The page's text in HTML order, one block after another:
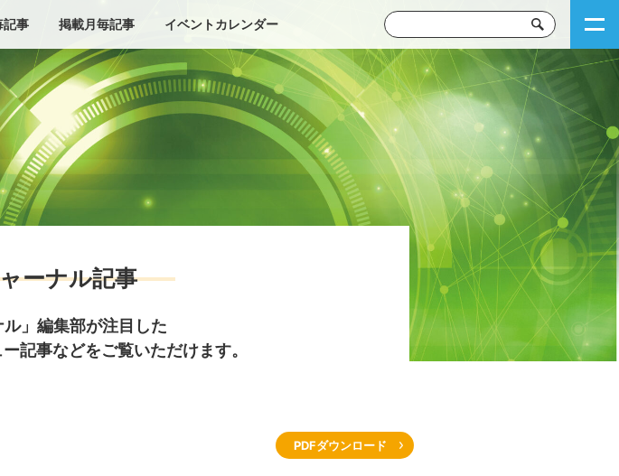
記事 掲載月毎記事 イベントカレンダー
ーナル記事
ル」編集部が注目した
記事などをご覧いただけます。
PDFダウンロード